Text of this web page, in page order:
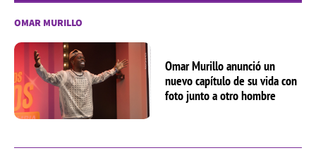
OMAR MURILLO
Omar Murillo anunció un
nuevo capítulo de su vida con
foto junto a otro hombre